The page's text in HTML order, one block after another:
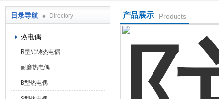
目录导航 Directory
热电偶
R型铂铑热电偶
耐磨热电偶
B型热电偶
产品展示 Products